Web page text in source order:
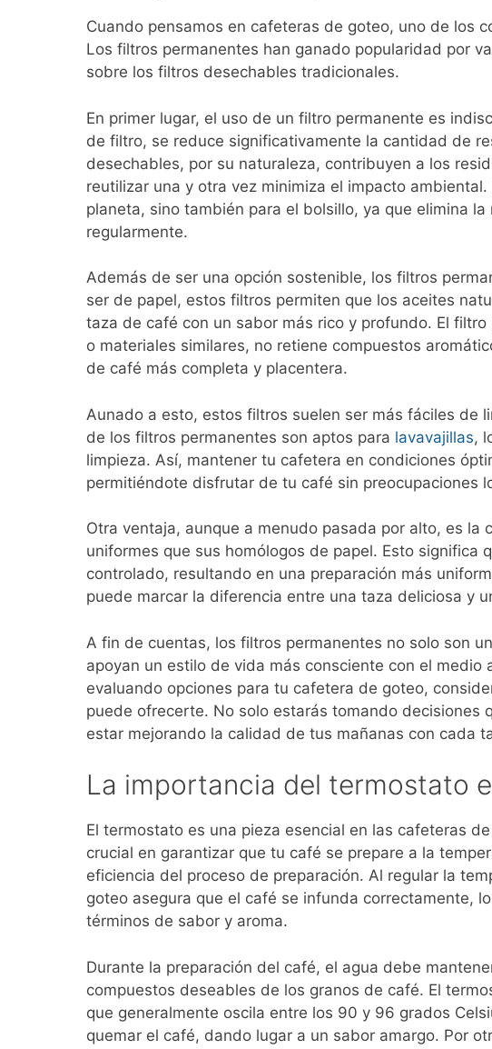
Cuando pensamos en cafeteras de goteo, uno de los
Los filtros permanentes han ganado popularidad por
sobre los filtros desechables tradicionales.
En primer lugar, el uso de un filtro permanente es
de filtro, se reduce significativamente la cantidad de
desechables, por su naturaleza, contribuyen a los
reutilizar una y otra vez minimiza el impacto
planeta, sino también para el bolsillo, ya que elimina
regularmente.
Además de ser una opción sostenible, los filtros
ser de papel, estos filtros permiten que los aceites
taza de café con un sabor más rico y profundo. El
o materiales similares, no retiene compuestos
de café más completa y placentera.
Aunado a esto, estos filtros suelen ser más fáciles de
de los filtros permanentes son aptos para lavavajillas,
limpieza. Así, mantener tu cafetera en condiciones
permitiéndote disfrutar de tu café sin preocupaciones
Otra ventaja, aunque a menudo pasada por alto, es
uniformes que sus homólogos de papel. Esto
controlado, resultando en una preparación más
puede marcar la diferencia entre una taza deliciosa y
A fin de cuentas, los filtros permanentes no solo son
apoyan un estilo de vida más consciente con el
evaluando opciones para tu cafetera de goteo,
puede ofrecerte. No solo estarás tomando decisiones
estar mejorando la calidad de tus mañanas con cada
La importancia del termostato
El termostato es una pieza esencial en las cafeteras
crucial en garantizar que tu café se prepare a la
eficiencia del proceso de preparación. Al regular la
goteo asegura que el café se infunda correctamente,
términos de sabor y aroma.
Durante la preparación del café, el agua debe
compuestos deseables de los granos de café. El
que generalmente oscila entre los 90 y 96 grados
quemar el café, dando lugar a un sabor amargo. Por